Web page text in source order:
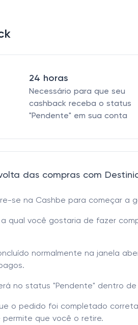
24 horas
Necessário para que seu
cashback receba o status
"Pendente" em sua conta
das compras com
se na Cashbe para começar a
qual você gostaria de fazer
normalmente na janela
no status "Pendente" dentro
o pedido foi completado
permite que você o retire.